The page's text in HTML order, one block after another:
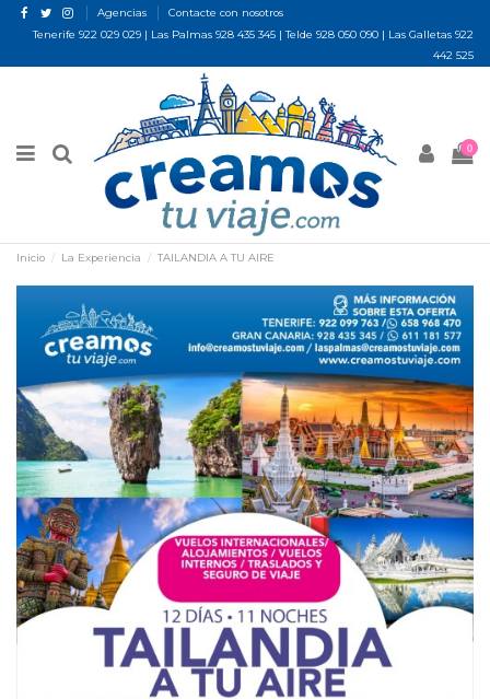
Agencias
Contacte con nosotros
Tenerife 922 029 029 | Las Palmas 928 435 345 | Telde 928 050 090 | Las Galletas 922
442 525
0
Inicio La Experiencia TAILANDIA A TU AIRE